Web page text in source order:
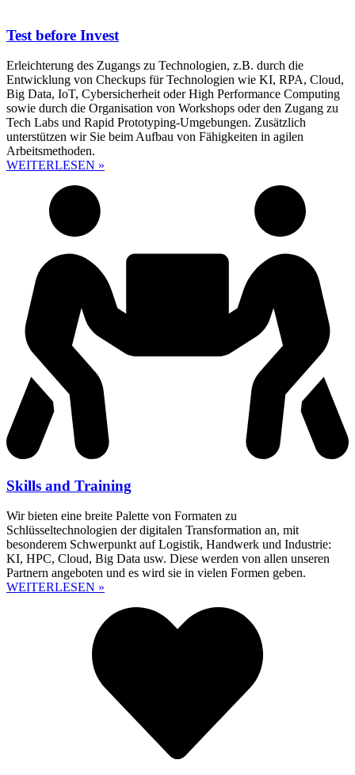
Test before Invest
Erleichterung des Zugangs zu Technologien, z.B. durch die
Entwicklung von Checkups für Technologien wie KI, RPA, Cloud,
Big Data, IoT, Cybersicherheit oder High Performance Computing
sowie durch die Organisation von Workshops oder den Zugang zu
Tech Labs und Rapid Prototyping-Umgebungen. Zusätzlich
unterstützen wir Sie beim Aufbau von Fähigkeiten in agilen
Arbeitsmethoden.
WEITERLESEN »
Skills and Training
Wir bieten eine breite Palette von Formaten zu
Schlüsseltechnologien der digitalen Transformation an, mit
besonderem Schwerpunkt auf Logistik, Handwerk und Industrie:
KI, HPC, Cloud, Big Data usw. Diese werden von allen unseren
Partnern angeboten und es wird sie in vielen Formen geben.
WEITERLESEN »